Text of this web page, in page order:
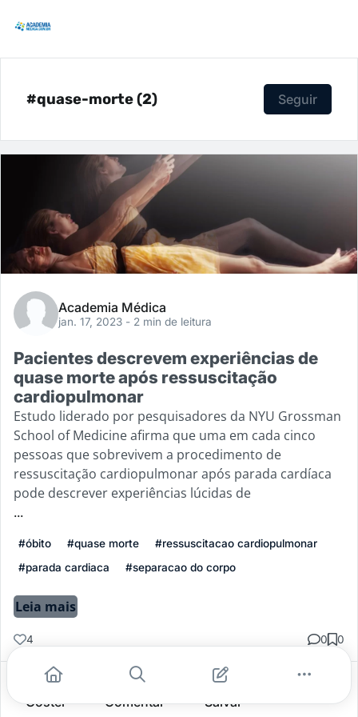
#quase-morte (2) Seguir
Academia Médica
jan. 17, 2023 - 2 min de leitura
Pacientes descrevem experiências de
quase morte após ressuscitação
cardiopulmonar
Estudo liderado por pesquisadores da NYU Grossman
School of Medicine afirma que uma em cada cinco
pessoas que sobrevivem a procedimento de
ressuscitação cardiopulmonar após parada cardíaca
pode descrever experiências lúcidas de
...
#óbito #quase morte
#ressuscitacao cardiopulmonar
#parada cardiaca
#separacao do corpo
Leia mais
4 0 0
Gostei Comentar Salvar